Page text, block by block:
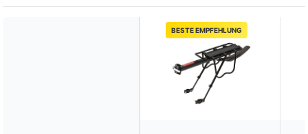
BESTE EMPFEHLUNG